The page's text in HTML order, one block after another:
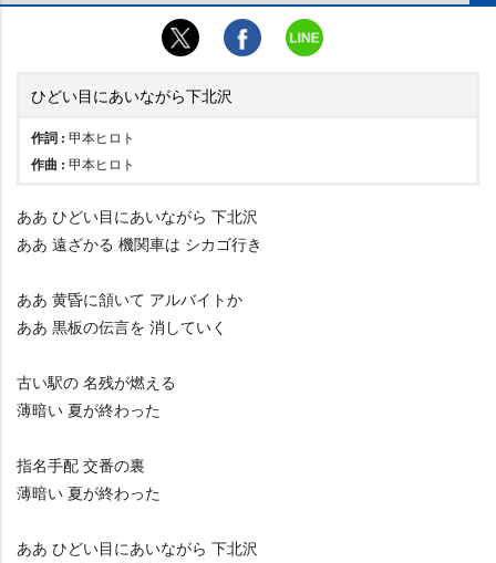
t
ひどい目にあいながら下北沢
作詞 : 甲本ヒロト
作曲 : 甲本ヒロト
ああ ひどい目にあいながら 下北沢
ああ 遠ざかる 機関車は シカゴ行き
ああ 黄昏に頷いて アルバイトか
ああ 黒板の伝言を 消していく
古い駅の 名残が燃える
薄暗い 夏が終わった
指名手配 交番の裏
薄暗い 夏が終わった
ああ ひどい目にあいながら 下北沢